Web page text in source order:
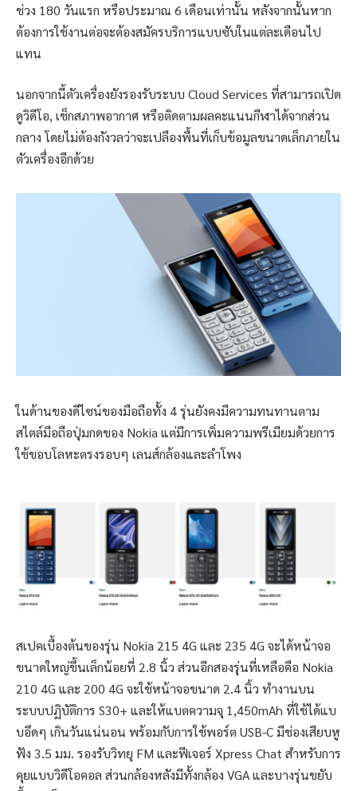
ช่วง 180 วันแรก หรือประมาณ 6 เดือนเท่านั้น หลังจากนั้นหาก
ต้องการใช้งานต่อจะต้องสมัครบริการแบบซับในแต่ละเดือนไป
แทน
นอกจากนี้ตัวเครื่องยังรองรับระบบ Cloud Services ที่สามารถเปิด
ดูวิดีโอ, เช็กสภาพอากาศ หรือติดตามผลคะแนนกีฬาได้จากส่วน
กลาง โดยไม่ต้องกังวลว่าจะเปลืองพื้นที่เก็บข้อมูลขนาดเล็กภายใน
ตัวเครื่องอีกด้วย
ในด้านของดีไซน์ของมือถือทั้ง 4 รุ่นยังคงมีความทนทานตาม
สไตล์มือถือปุ่มกดของ Nokia แต่มีการเพิ่มความพรีเมียมด้วยการ
ใช้ขอบโลหะตรงรอบๆ เลนส์กล้องและลำโพง
สเปคเบื้องต้นของรุ่น Nokia 215 4G และ 235 4G จะได้หน้าจอ
ขนาดใหญ่ขึ้นเล็กน้อยที่ 2.8 นิ้ว ส่วนอีกสองรุ่นที่เหลือคือ Nokia
210 4G และ 200 4G จะใช้หน้าจอขนาด 2.4 นิ้ว ทำงานบน
ระบบปฏิบัติการ S30+ และให้แบตความจุ 1,450mAh ที่ใช้ได้แบ
บอึดๆ เกินวันแน่นอน พร้อมกับการใช้พอร์ต USB-C มีช่องเสียบหู
ฟัง 3.5 มม. รองรับวิทยุ FM และฟีเจอร์ Xpress Chat สำหรับการ
คุยแบบวิดีโอคอล ส่วนกล้องหลังมีทั้งกล้อง VGA และบางรุ่นขยับ